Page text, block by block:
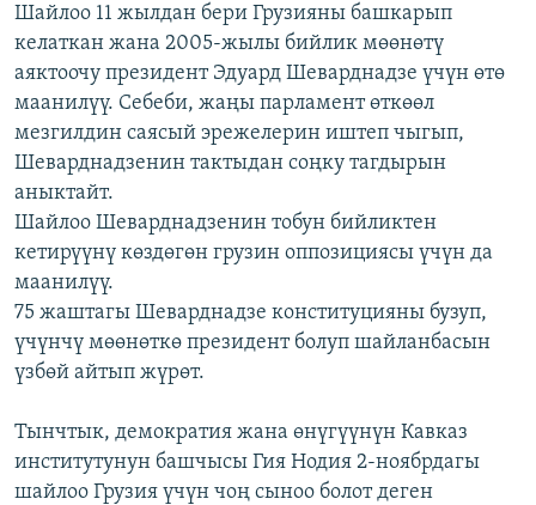
Шайлоо 11 жылдан бери Грузияны башкарып
келаткан жана 2005-жылы бийлик мөөнөтү
аяктоочу президент Эдуард Шеварднадзе үчүн өтө
маанилүү. Себеби, жаңы парламент өткөөл
мезгилдин саясый эрежелерин иштеп чыгып,
Шеварднадзенин тактыдан соңку тагдырын
аныктайт.
Шайлоо Шеварднадзенин тобун бийликтен
кетирүүнү көздөгөн грузин оппозициясы үчүн да
маанилүү.
75 жаштагы Шеварднадзе конституцияны бузуп,
үчүнчү мөөнөткө президент болуп шайланбасын
үзбөй айтып жүрөт.
Тынчтык, демократия жана өнүгүүнүн Кавказ
институтунун башчысы Гия Нодия 2-ноябрдагы
шайлоо Грузия үчүн чоң сыноо болот деген